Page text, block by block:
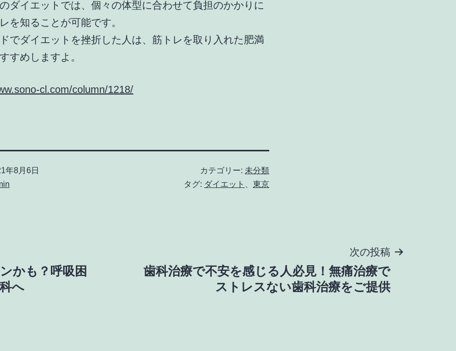
ダイエットでは、個々の体型に合わせて負担のかかりに
を知ることが可能です。
でダイエットを挫折した人は、筋トレを取り入れた肥満
すめしますよ。
cl.com/column/1218/
年8月6日
カテゴリー: 未分類
タグ: ダイエット 東京
かも？呼吸困
へ
次の投稿
歯科治療で不安を感じる人必見！無痛治療で
ストレスない歯科治療をご提供